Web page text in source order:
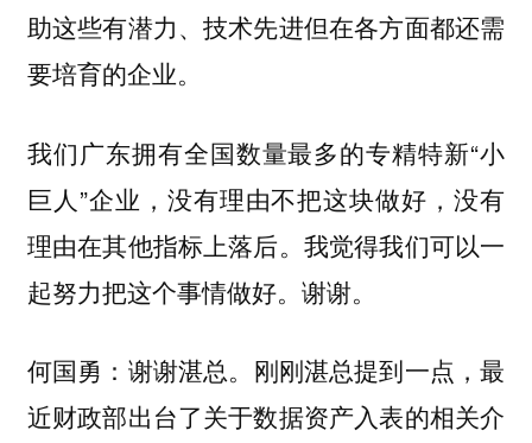
助这些有潜力、技术先进但在各方面都还需
要培育的企业。
我们广东拥有全国数量最多的专精特新“小
巨人”企业，没有理由不把这块做好，没有
理由在其他指标上落后。我觉得我们可以一
起努力把这个事情做好。谢谢。
何国勇： 谢谢湛总。刚刚湛总提到一点，最
近财政部出台了关于数据资产入表的相关介